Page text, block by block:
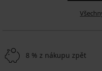
8 % z nákupu zpět